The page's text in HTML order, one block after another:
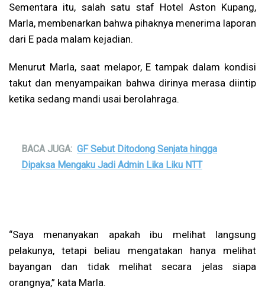
Sementara itu, salah satu staf Hotel Aston Kupang,
Marla, membenarkan bahwa pihaknya menerima laporan
dari E pada malam kejadian.
Menurut Marla, saat melapor, E tampak dalam kondisi
takut dan menyampaikan bahwa dirinya merasa diintip
ketika sedang mandi usai berolahraga.
BACA JUGA: GF Sebut Ditodong Senjata hingga
Dipaksa Mengaku Jadi Admin Lika Liku NTT
“Saya menanyakan apakah ibu melihat langsung
pelakunya, tetapi beliau mengatakan hanya melihat
bayangan dan tidak melihat secara jelas siapa
orangnya,” kata Marla.